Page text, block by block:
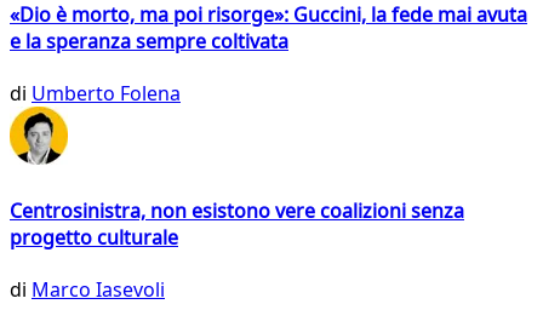
«Dio è morto, ma poi risorge»: Guccini, la fede mai avuta
e la speranza sempre coltivata
di Umberto Folena
Centrosinistra, non esistono vere coalizioni senza
progetto culturale
di Marco Iasevoli